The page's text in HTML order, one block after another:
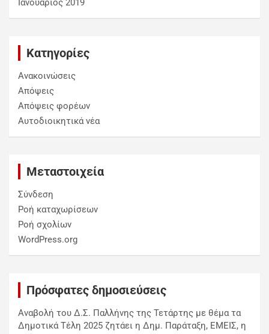
Ιανουάριος 2019
Kατηγορίες
Ανακοινώσεις
Απόψεις
Απόψεις φορέων
Αυτοδιοικητικά νέα
Μεταστοιχεία
Σύνδεση
Ροή καταχωρίσεων
Ροή σχολίων
WordPress.org
Πρόσφατες δημοσιεύσεις
Αναβολή του Δ.Σ. Παλλήνης της Τετάρτης με θέμα τα
Δημοτικά Τέλη 2025 ζητάει η Δημ. Παράταξη, ΕΜΕΙΣ, η